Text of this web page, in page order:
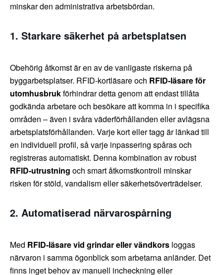
minskar den administrativa arbetsbördan.
1. Starkare säkerhet på arbetsplatsen
Obehörig åtkomst är en av de vanligaste riskerna på
byggarbetsplatser. RFID-kortläsare och RFID-läsare för
utomhusbrukförhindrar detta genom att endast tillåta
godkända arbetare och besökare att komma in i specifika
områden – även i svåra väderförhållanden eller avlägsna
arbetsplatsförhållanden. Varje kort eller tagg är länkad till
en individuell profil, så varje inpassering spåras och
registreras automatiskt. Denna kombination av robust
RFID-utrustning och smart åtkomstkontroll minskar
risken för stöld, vandalism eller säkerhetsöverträdelser.
2. Automatiserad närvarospårning
Med RFID-läsare vid grindar eller vändkors loggas
närvaron i samma ögonblick som arbetarna anländer. Det
finns inget behov av manuell incheckning eller